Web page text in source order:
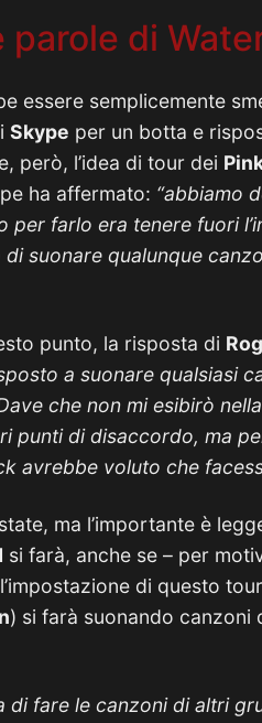
parole di
essere semplicemente
Skype per un botta e
però, l’idea di tour dei
ha affermato: “abbiamo
per farlo era tenere fuori
suonare qualunque
punto, la risposta di
a suonare qualsiasi
che non mi esibirò
punti di disaccordo, ma
avrebbe voluto che
ma l’importante è
si farà, anche se – per
di questo
) si farà suonando canzoni
di fare le canzoni di altri